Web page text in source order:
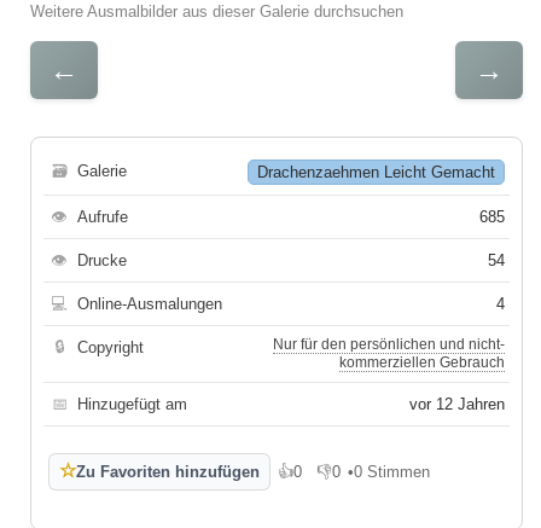
Weitere Ausmalbilder aus dieser Galerie durchsuchen
← →
🗃 Galerie Drachenzaehmen Leicht Gemacht
👁 Aufrufe 685
👁 Drucke 54
💻 Online-Ausmalungen 4
🔒 Copyright
Nur für den persönlichen und nicht-
kommerziellen Gebrauch
📅 Hinzugefügt am vor 12 Jahren
☆Zu Favoriten hinzufügen 👍0
Gefällt mir
👎0
Gefällt mir nicht
•0 Stimmen